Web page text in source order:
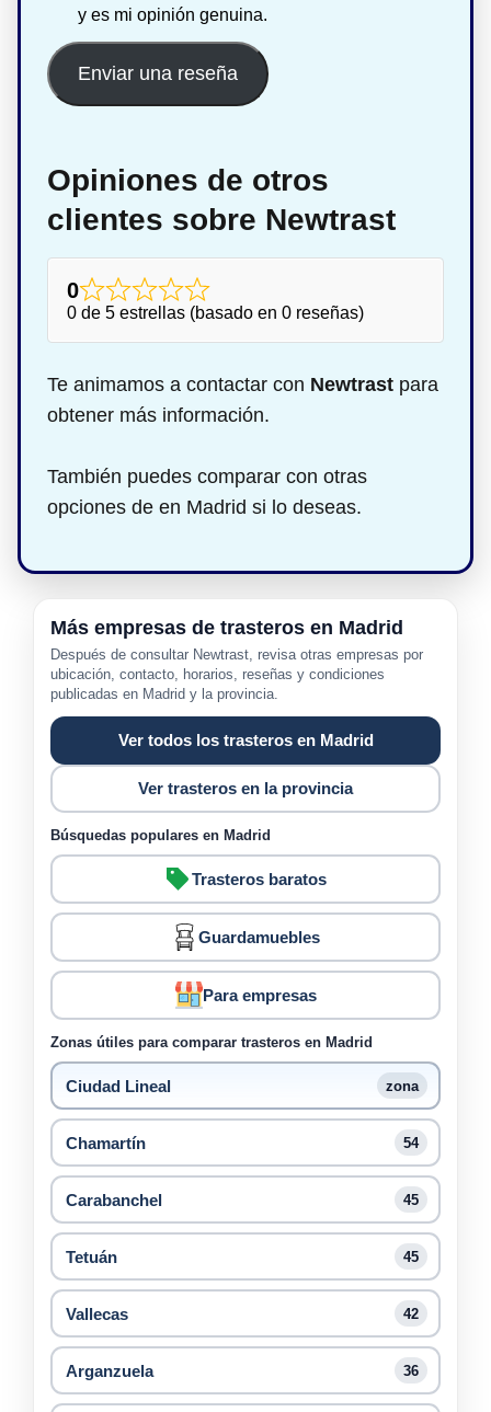
y es mi opinión genuina.
Enviar una reseña
Opiniones de otros
clientes sobre Newtrast
0
0 de 5 estrellas (basado en 0 reseñas)
Te animamos a contactar con Newtrast para
obtener más información.
También puedes comparar con otras
opciones de en Madrid si lo deseas.
Más empresas de trasteros en Madrid
Después de consultar Newtrast, revisa otras empresas por
ubicación, contacto, horarios, reseñas y condiciones
publicadas en Madrid y la provincia.
Ver todos los trasteros en Madrid
Ver trasteros en la provincia
Búsquedas populares en Madrid
Trasteros baratos
Guardamuebles
Para empresas
Zonas útiles para comparar trasteros en Madrid
Ciudad Lineal zona
Chamartín 54
Carabanchel 45
Tetuán 45
Vallecas 42
Arganzuela 36